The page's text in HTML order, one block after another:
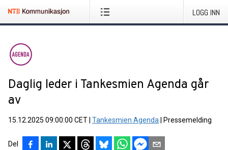
LOGG INN
Daglig leder i Tankesmien Agenda går
av
15.12.2025 09:00:00 CET Tankesmien Agenda Pressemelding
Del